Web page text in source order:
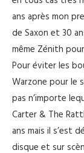
ans après mon
de Saxon et 30
même Zénith
Pour éviter les
Warzone pour le
pas n’importe
Carter & The
ans mais il s’est
disque et sur